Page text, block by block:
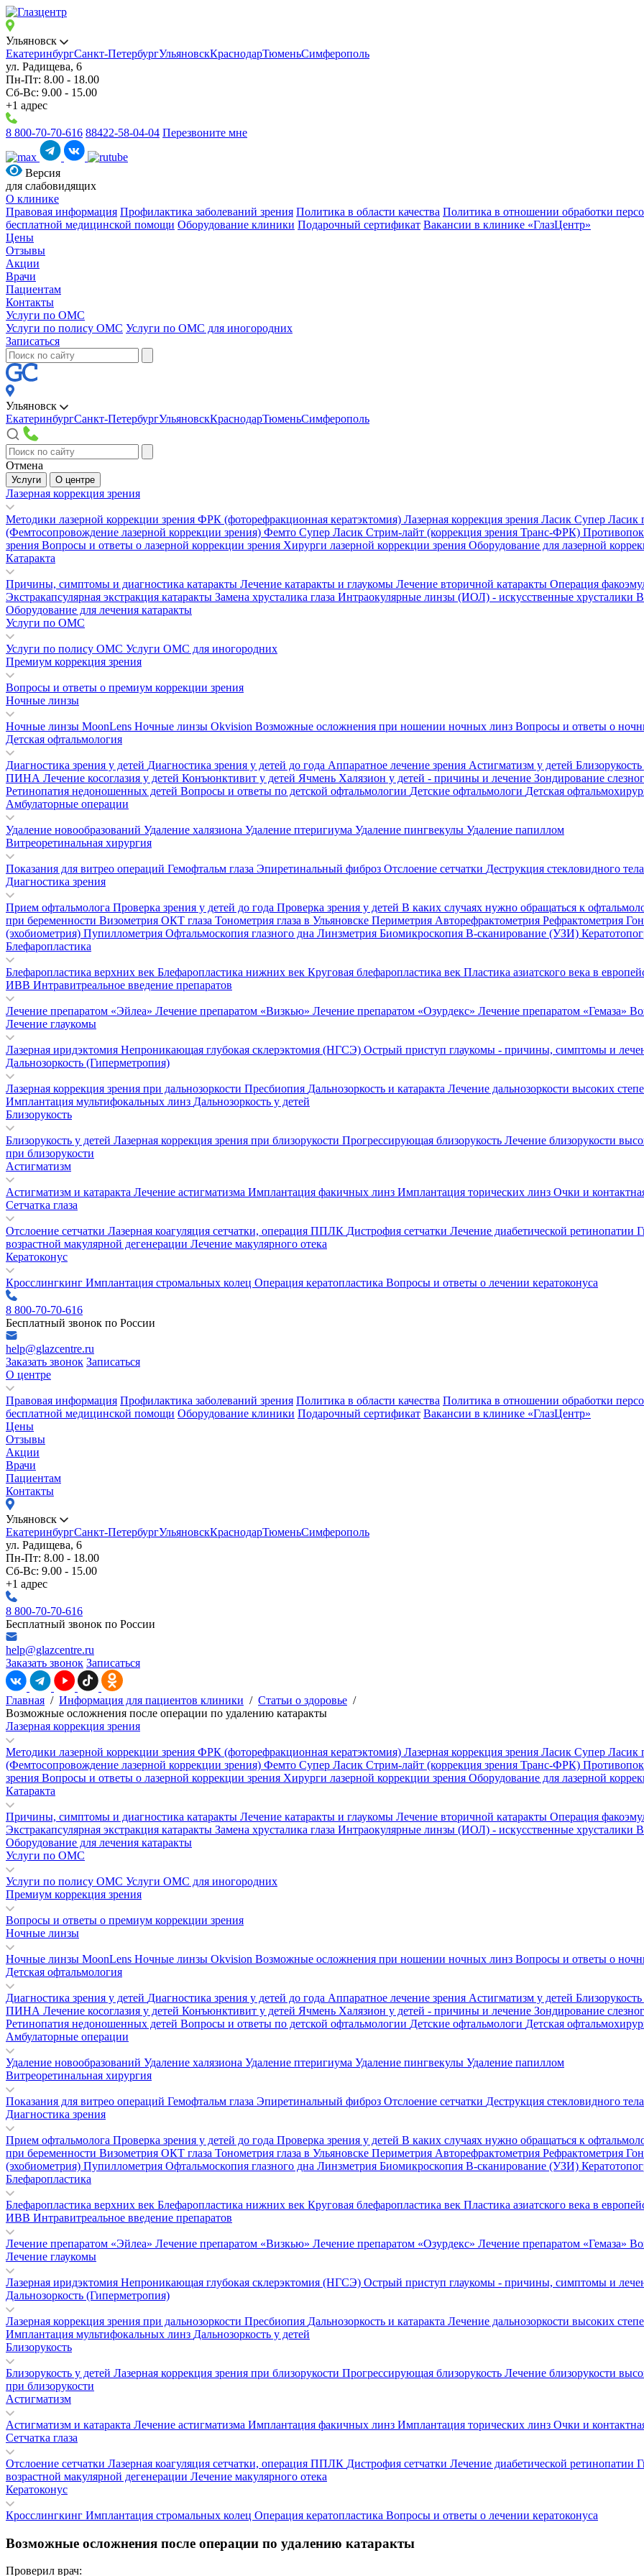
Ульяновск
ЕкатеринбургСанкт-ПетербургУльяновскКраснодарТюменьСимферополь
ул. Радищева, 6
Пн-Пт: 8.00 - 18.00
Сб-Вс: 9.00 - 15.00
+1 адрес
8 800-70-70-616 88422-58-04-04 Перезвоните мне
Версия
для слабовидящих
О клинике
Правовая информация Профилактика заболеваний зрения Политика в области качества Политика в отношении обработки
бесплатной медицинской помощи Оборудование клиники Подарочный сертификат Вакансии в клинике «ГлазЦентр»
Цены
Отзывы
Акции
Врачи
Пациентам
Контакты
Услуги по ОМС
Услуги по полису ОМС Услуги по ОМС для иногородних
Записаться
Ульяновск
ЕкатеринбургСанкт-ПетербургУльяновскКраснодарТюменьСимферополь
Отмена
Услуги О центре
Лазерная коррекция зрения
Методики лазерной коррекции зрения ФРК (фоторефракционная кератэктомия) Лазерная коррекция зрения Ласик Супер Ласик
(Фемтосопровождение лазерной коррекции зрения) Фемто Супер Ласик Стрим-лайт (коррекция зрения Транс-ФРК)
зрения Вопросы и ответы о лазерной коррекции зрения Хирурги лазерной коррекции зрения Оборудование для лазерной
Катаракта
Причины, симптомы и диагностика катаракты Лечение катаракты и глаукомы Лечение вторичной катаракты Операция
Экстракапсулярная экстракция катаракты Замена хрусталика глаза Интраокулярные линзы (ИОЛ) - искусственные хрусталики
Оборудование для лечения катаракты
Услуги по ОМС
Услуги по полису ОМС Услуги ОМС для иногородних
Премиум коррекция зрения
Вопросы и ответы о премиум коррекции зрения
Ночные линзы
Ночные линзы MoonLens Ночные линзы Okvision Возможные осложнения при ношении ночных линз Вопросы и ответы о
Детская офтальмология
Диагностика зрения у детей Диагностика зрения у детей до года Аппаратное лечение зрения Астигматизм у детей
ПИНА Лечение косоглазия у детей Конъюнктивит у детей Ячмень Халязион у детей - причины и лечение Зондирование
Ретинопатия недоношенных детей Вопросы и ответы по детской офтальмологии Детские офтальмологи Детская
Амбулаторные операции
Удаление новообразований Удаление халязиона Удаление птеригиума Удаление пингвекулы Удаление папиллом
Витреоретинальная хирургия
Показания для витрео операций Гемофтальм глаза Эпиретинальный фиброз Отслоение сетчатки Деструкция стекловидного тела
Диагностика зрения
Прием офтальмолога Проверка зрения у детей до года Проверка зрения у детей В каких случаях нужно обращаться к
при беременности Визометрия ОКТ глаза Тонометрия глаза в Ульяновске Периметрия Авторефрактометрия Рефрактометрия
(эхобиометрия) Пупиллометрия Офтальмоскопия глазного дна Линзметрия Биомикроскопия В-сканирование (УЗИ)
Блефаропластика
Блефаропластика верхних век Блефаропластика нижних век Круговая блефаропластика век Пластика азиатского века в
ИВВ Интравитреальное введение препаратов
Лечение препаратом «Эйлеа» Лечение препаратом «Визкью» Лечение препаратом «Озурдекс» Лечение препаратом «Гемаза»
Лечение глаукомы
Лазерная иридэктомия Непроникающая глубокая склерэктомия (НГСЭ) Острый приступ глаукомы - причины, симптомы и
Дальнозоркость (Гиперметропия)
Лазерная коррекция зрения при дальнозоркости Пресбиопия Дальнозоркость и катаракта Лечение дальнозоркости высоких
Имплантация мультифокальных линз Дальнозоркость у детей
Близорукость
Близорукость у детей Лазерная коррекция зрения при близорукости Прогрессирующая близорукость Лечение близорукости
при близорукости
Астигматизм
Астигматизм и катаракта Лечение астигматизма Имплантация факичных линз Имплантация торических линз Очки и
Сетчатка глаза
Отслоение сетчатки Лазерная коагуляция сетчатки, операция ППЛК Дистрофия сетчатки Лечение диабетической ретинопатии
возрастной макулярной дегенерации Лечение макулярного отека
Кератоконус
Кросслингкинг Имплантация стромальных колец Операция кератопластика Вопросы и ответы о лечении кератоконуса
8 800-70-70-616
Бесплатный звонок по России
help@glazcentre.ru
Заказать звонок Записаться
О центре
Правовая информация Профилактика заболеваний зрения Политика в области качества Политика в отношении обработки
бесплатной медицинской помощи Оборудование клиники Подарочный сертификат Вакансии в клинике «ГлазЦентр»
Цены
Отзывы
Акции
Врачи
Пациентам
Контакты
Ульяновск
ЕкатеринбургСанкт-ПетербургУльяновскКраснодарТюменьСимферополь
ул. Радищева, 6
Пн-Пт: 8.00 - 18.00
Сб-Вс: 9.00 - 15.00
+1 адрес
8 800-70-70-616
Бесплатный звонок по России
help@glazcentre.ru
Заказать звонок Записаться
Главная / Информация для пациентов клиники / Статьи о здоровье /
Возможные осложнения после операции по удалению катаракты
Лазерная коррекция зрения
Методики лазерной коррекции зрения ФРК (фоторефракционная кератэктомия) Лазерная коррекция зрения Ласик Супер Ласик
(Фемтосопровождение лазерной коррекции зрения) Фемто Супер Ласик Стрим-лайт (коррекция зрения Транс-ФРК)
зрения Вопросы и ответы о лазерной коррекции зрения Хирурги лазерной коррекции зрения Оборудование для лазерной
Катаракта
Причины, симптомы и диагностика катаракты Лечение катаракты и глаукомы Лечение вторичной катаракты Операция
Экстракапсулярная экстракция катаракты Замена хрусталика глаза Интраокулярные линзы (ИОЛ) - искусственные хрусталики
Оборудование для лечения катаракты
Услуги по ОМС
Услуги по полису ОМС Услуги ОМС для иногородних
Премиум коррекция зрения
Вопросы и ответы о премиум коррекции зрения
Ночные линзы
Ночные линзы MoonLens Ночные линзы Okvision Возможные осложнения при ношении ночных линз Вопросы и ответы о
Детская офтальмология
Диагностика зрения у детей Диагностика зрения у детей до года Аппаратное лечение зрения Астигматизм у детей
ПИНА Лечение косоглазия у детей Конъюнктивит у детей Ячмень Халязион у детей - причины и лечение Зондирование
Ретинопатия недоношенных детей Вопросы и ответы по детской офтальмологии Детские офтальмологи Детская
Амбулаторные операции
Удаление новообразований Удаление халязиона Удаление птеригиума Удаление пингвекулы Удаление папиллом
Витреоретинальная хирургия
Показания для витрео операций Гемофтальм глаза Эпиретинальный фиброз Отслоение сетчатки Деструкция стекловидного тела
Диагностика зрения
Прием офтальмолога Проверка зрения у детей до года Проверка зрения у детей В каких случаях нужно обращаться к
при беременности Визометрия ОКТ глаза Тонометрия глаза в Ульяновске Периметрия Авторефрактометрия Рефрактометрия
(эхобиометрия) Пупиллометрия Офтальмоскопия глазного дна Линзметрия Биомикроскопия В-сканирование (УЗИ)
Блефаропластика
Блефаропластика верхних век Блефаропластика нижних век Круговая блефаропластика век Пластика азиатского века в
ИВВ Интравитреальное введение препаратов
Лечение препаратом «Эйлеа» Лечение препаратом «Визкью» Лечение препаратом «Озурдекс» Лечение препаратом «Гемаза»
Лечение глаукомы
Лазерная иридэктомия Непроникающая глубокая склерэктомия (НГСЭ) Острый приступ глаукомы - причины, симптомы и
Дальнозоркость (Гиперметропия)
Лазерная коррекция зрения при дальнозоркости Пресбиопия Дальнозоркость и катаракта Лечение дальнозоркости высоких
Имплантация мультифокальных линз Дальнозоркость у детей
Близорукость
Близорукость у детей Лазерная коррекция зрения при близорукости Прогрессирующая близорукость Лечение близорукости
при близорукости
Астигматизм
Астигматизм и катаракта Лечение астигматизма Имплантация факичных линз Имплантация торических линз Очки и
Сетчатка глаза
Отслоение сетчатки Лазерная коагуляция сетчатки, операция ППЛК Дистрофия сетчатки Лечение диабетической ретинопатии
возрастной макулярной дегенерации Лечение макулярного отека
Кератоконус
Кросслингкинг Имплантация стромальных колец Операция кератопластика Вопросы и ответы о лечении кератоконуса
Возможные осложнения после операции по удалению катаракты
Проверил врач: